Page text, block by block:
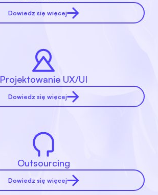
Dowiedz się więcej
Projektowanie UX/UI
Dowiedz się więcej
Outsourcing
Dowiedz się więcej